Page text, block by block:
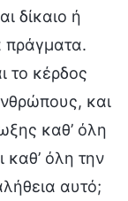
δίκαιο ή
πράγματα.
το κέρδος
και
καθ’ όλη
όλη την
αυτό;